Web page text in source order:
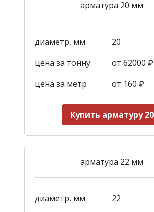
арматура 20 мм
диаметр, мм
20
цена за тонну
от 62000 ₽
цена за метр
от 160 ₽
Купить арматуру 20
арматура 22 мм
диаметр, мм
22